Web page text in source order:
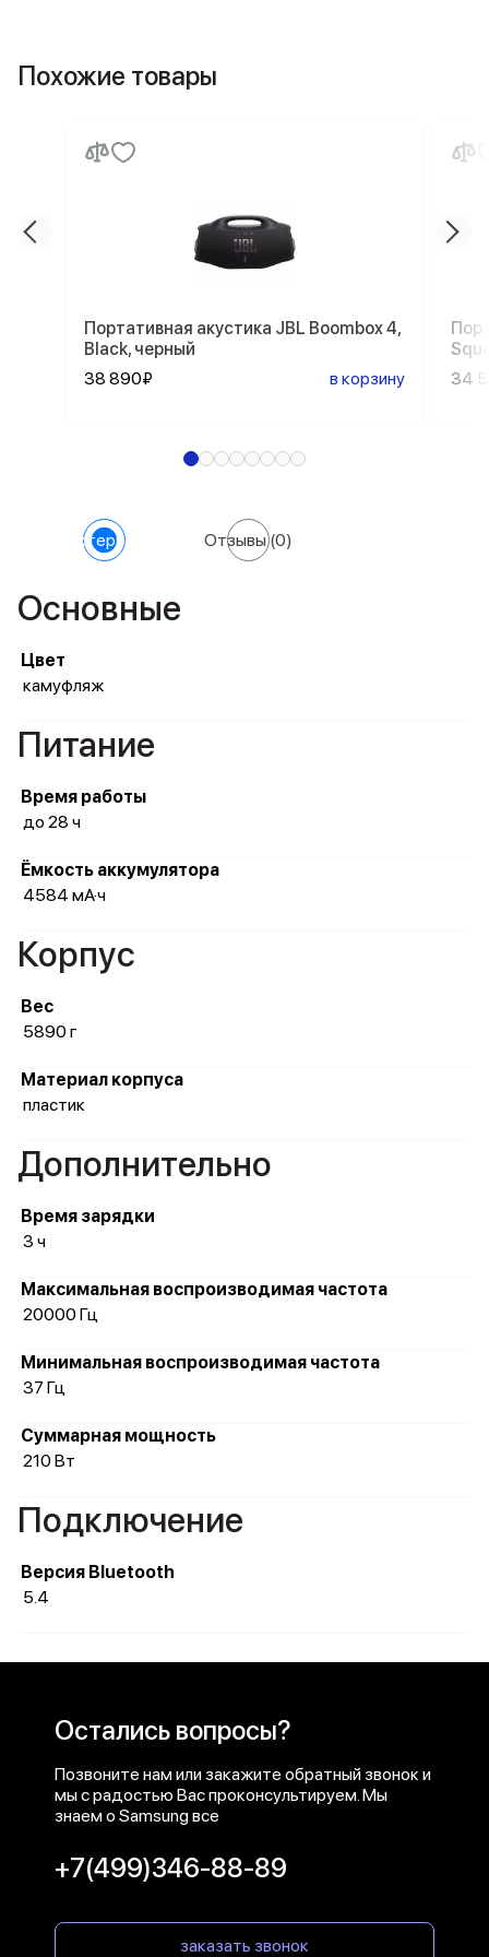
Похожие товары
Портативная акустика JBL Boombox 4,
Black, черный
38 890₽
в корзину
34
Характеристики Отзывы(0)
Основные
Цвет
камуфляж
Питание
Время работы
до 28 ч
Ёмкость аккумулятора
4584 мА·ч
Корпус
Вес
5890 г
Материал корпуса
пластик
Дополнительно
Время зарядки
3 ч
Максимальная воспроизводимая частота
20000 Гц
Минимальная воспроизводимая частота
37 Гц
Суммарная мощность
210 Вт
Подключение
Версия Bluetooth
5.4
Остались вопросы?
Позвоните нам или закажите обратный звонок и
мы с радостью Вас проконсультируем. Мы
знаем о Samsung все
+7(499)346-88-89
заказать звонок